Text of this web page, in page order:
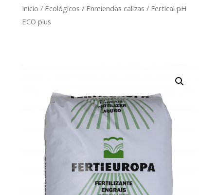
Inicio / Ecológicos / Enmiendas calizas / Fertical pH
ECO plus